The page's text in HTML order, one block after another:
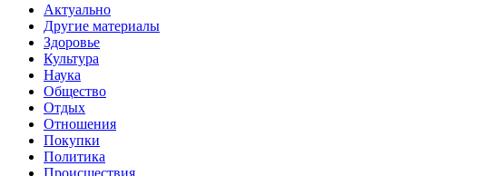
Актуально
Другие материалы
Здоровье
Культура
Наука
Общество
Отдых
Отношения
Покупки
Политика
Происшествия